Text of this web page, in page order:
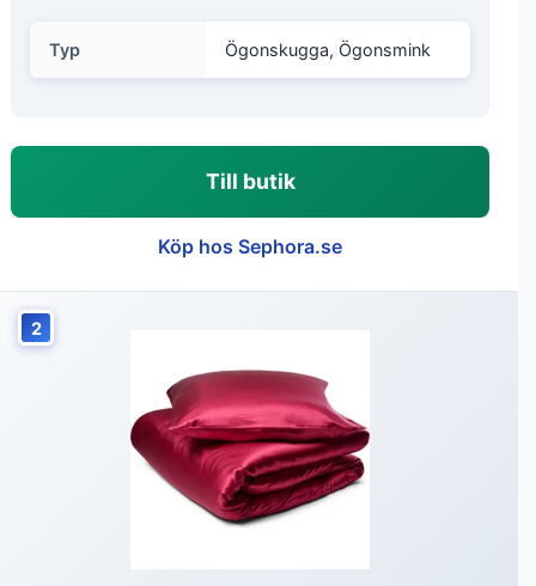
Typ Ögonskugga, Ögonsmink
Till butik
Köp hos Sephora.se
2